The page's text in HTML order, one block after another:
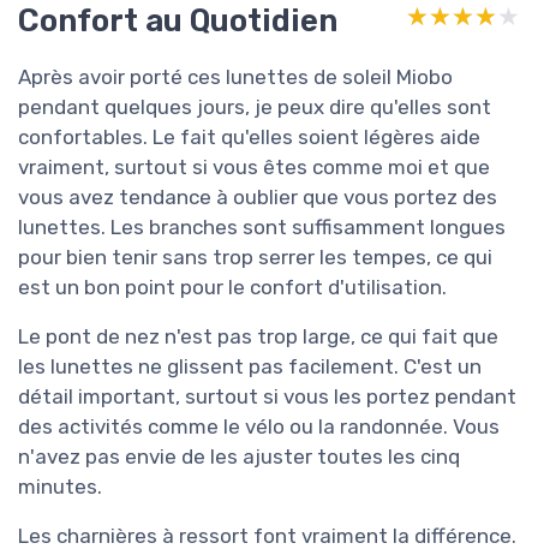
Confort au Quotidien ★★★★★
★★★★★
Après avoir porté ces lunettes de soleil Miobo
pendant quelques jours, je peux dire qu'elles sont
confortables. Le fait qu'elles soient légères aide
vraiment, surtout si vous êtes comme moi et que
vous avez tendance à oublier que vous portez des
lunettes. Les branches sont suffisamment longues
pour bien tenir sans trop serrer les tempes, ce qui
est un bon point pour le confort d'utilisation.
Le pont de nez n'est pas trop large, ce qui fait que
les lunettes ne glissent pas facilement. C'est un
détail important, surtout si vous les portez pendant
des activités comme le vélo ou la randonnée. Vous
n'avez pas envie de les ajuster toutes les cinq
minutes.
Les charnières à ressort font vraiment la différence.